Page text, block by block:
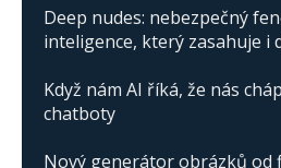
Deep nudes: nebezpečný
inteligence, který zasahuje i
Když nám AI říká, že nás
chatboty
Nový generátor obrázků od